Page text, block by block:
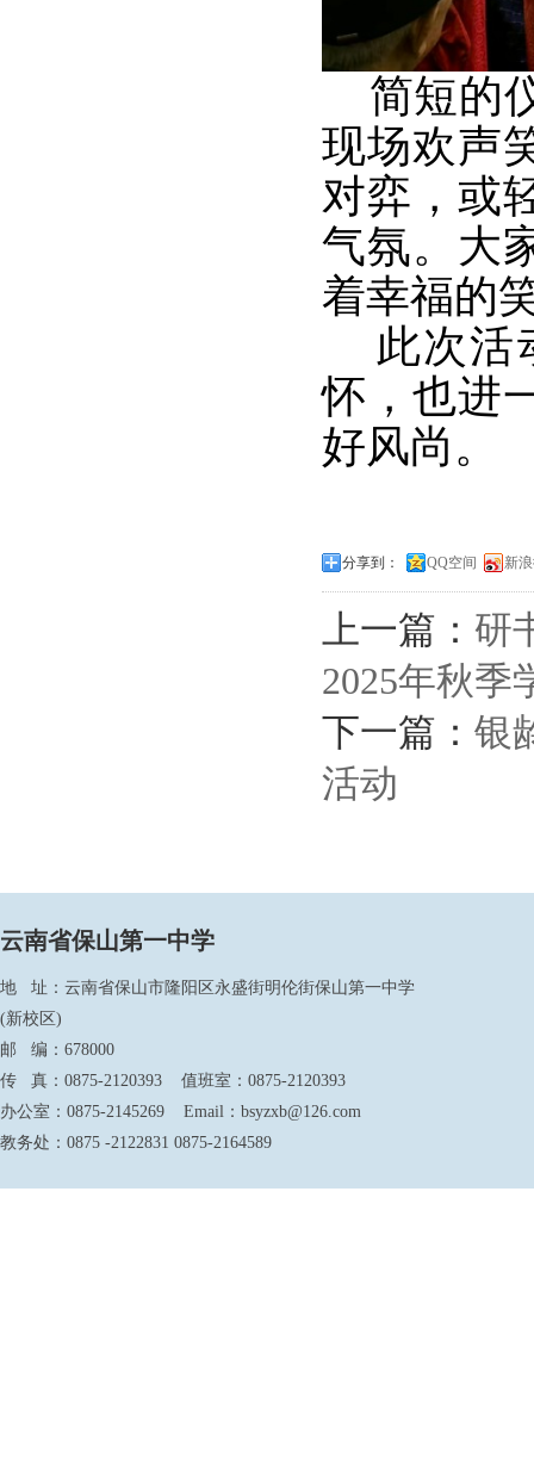
简短的
现场欢声
对弈，或
气氛。大
着幸福的
此次活
怀，也进
好风尚。
分享到： QQ空间 新
上一篇： 研
2025年秋季
下一篇： 银
活动
云南省保山第一中学
地 址：云南省保山市隆阳区永盛街明伦街保山第一中学
(新校区)
邮 编：678000
传 真：0875-2120393 值班室：0875-2120393
办公室：0875-2145269 Email：bsyzxb@126.com
教务处：0875 -2122831 0875-2164589